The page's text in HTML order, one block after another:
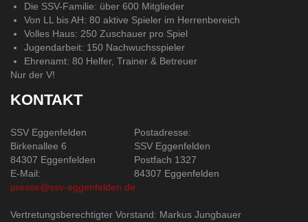
Die SSV-Familie: über 600 Mitglieder
Von LL bis AH: 80 aktive Spieler im Herrenbereich
Volles Haus: 250 Zuschauer pro Spiel
Jugendarbeit: 150 Nachwuchsspieler
Ehrenamt: 80 Helfer, Trainer & Betreuer
Nur der V!
KONTAKT
SSV Eggenfelden
Birkenallee 6
84307 Eggenfelden
E-Mail:
presse@ssv-eggenfelden.de
Postadresse:
SSV Eggenfelden
Postfach 1327
84307 Eggenfelden
Vertretungsberechtigter Vorstand: Markus Jungbauer